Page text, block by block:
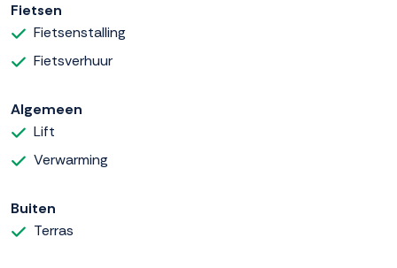
Fietsen
Fietsenstalling
Fietsverhuur
Algemeen
Lift
Verwarming
Buiten
Terras